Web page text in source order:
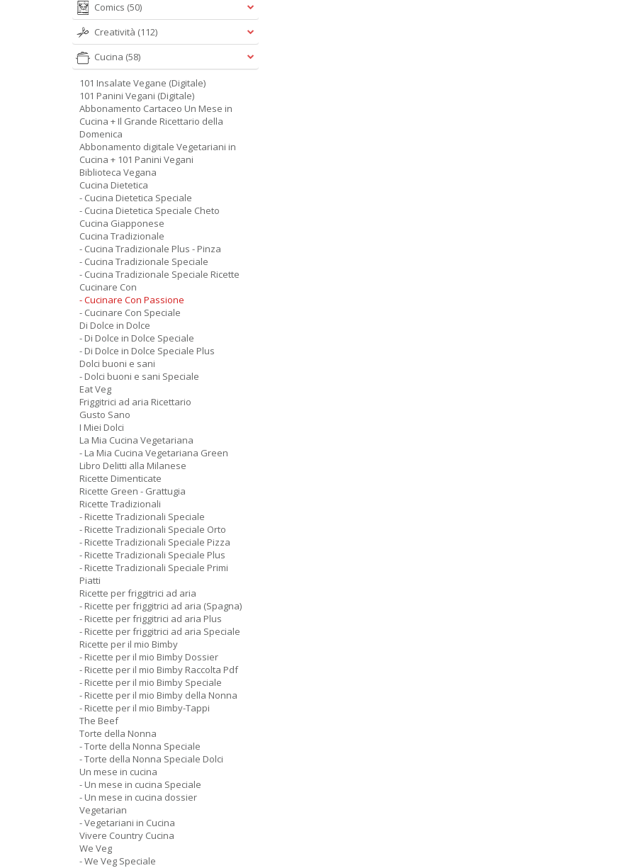
Comics (50)
Creatività (112)
Cucina (58)
101 Insalate Vegane (Digitale)
101 Panini Vegani (Digitale)
Abbonamento Cartaceo Un Mese in
Cucina + Il Grande Ricettario della
Domenica
Abbonamento digitale Vegetariani in
Cucina + 101 Panini Vegani
Biblioteca Vegana
Cucina Dietetica
- Cucina Dietetica Speciale
- Cucina Dietetica Speciale Cheto
Cucina Giapponese
Cucina Tradizionale
- Cucina Tradizionale Plus - Pinza
- Cucina Tradizionale Speciale
- Cucina Tradizionale Speciale Ricette
Cucinare Con
- Cucinare Con Passione
- Cucinare Con Speciale
Di Dolce in Dolce
- Di Dolce in Dolce Speciale
- Di Dolce in Dolce Speciale Plus
Dolci buoni e sani
- Dolci buoni e sani Speciale
Eat Veg
Friggitrici ad aria Ricettario
Gusto Sano
I Miei Dolci
La Mia Cucina Vegetariana
- La Mia Cucina Vegetariana Green
Libro Delitti alla Milanese
Ricette Dimenticate
Ricette Green - Grattugia
Ricette Tradizionali
- Ricette Tradizionali Speciale
- Ricette Tradizionali Speciale Orto
- Ricette Tradizionali Speciale Pizza
- Ricette Tradizionali Speciale Plus
- Ricette Tradizionali Speciale Primi
Piatti
Ricette per friggitrici ad aria
- Ricette per friggitrici ad aria (Spagna)
- Ricette per friggitrici ad aria Plus
- Ricette per friggitrici ad aria Speciale
Ricette per il mio Bimby
- Ricette per il mio Bimby Dossier
- Ricette per il mio Bimby Raccolta Pdf
- Ricette per il mio Bimby Speciale
- Ricette per il mio Bimby della Nonna
- Ricette per il mio Bimby-Tappi
The Beef
Torte della Nonna
- Torte della Nonna Speciale
- Torte della Nonna Speciale Dolci
Un mese in cucina
- Un mese in cucina Speciale
- Un mese in cucina dossier
Vegetarian
- Vegetariani in Cucina
Vivere Country Cucina
We Veg
- We Veg Speciale